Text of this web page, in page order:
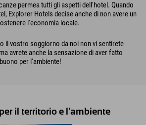
permea tutti gli aspetti dell'hotel. Quando
Explorer Hotels decise anche di non avere un
l'economia locale.
il vostro soggiorno da noi non vi sentirete
avrete anche la sensazione di aver fatto
per l'ambiente!
il territorio e l'ambiente